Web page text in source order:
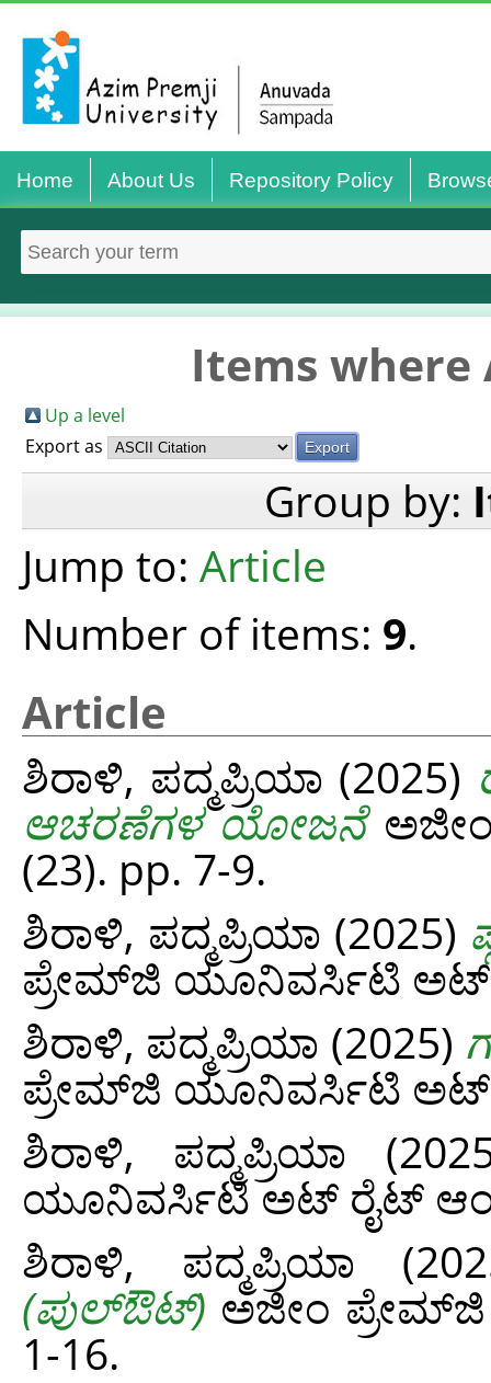
Home About Us Repository Policy
Items where
Up a level
Export as
Group by:
Jump to: Article
Number of items: 9.
Article
ಶಿರಾಳಿ, ಪದ್ಮಪ್ರಿಯಾ (2025)
ಆಚರಣೆಗಳ ಯೋಜನೆ
(23). pp. 7-9.
ಶಿರಾಳಿ, ಪದ್ಮಪ್ರಿಯಾ (2025)
ಪ್ರೇಮ್‌ಜಿ ಯೂನಿವರ್ಸಿಟಿ ಅಟ್‌
ಶಿರಾಳಿ, ಪದ್ಮಪ್ರಿಯಾ (2025)
ಪ್ರೇಮ್‌ಜಿ ಯೂನಿವರ್ಸಿಟಿ ಅಟ್‌
ಶಿರಾಳಿ, ಪದ್ಮಪ್ರಿಯಾ
ಯೂನಿವರ್ಸಿಟಿ ಅಟ್‌ ರೈಟ್‌
ಶಿರಾಳಿ, ಪದ್ಮಪ್ರಿಯಾ
(ಪುಲ್‌ಔಟ್‌) ಅಜೀಂ
1-16.